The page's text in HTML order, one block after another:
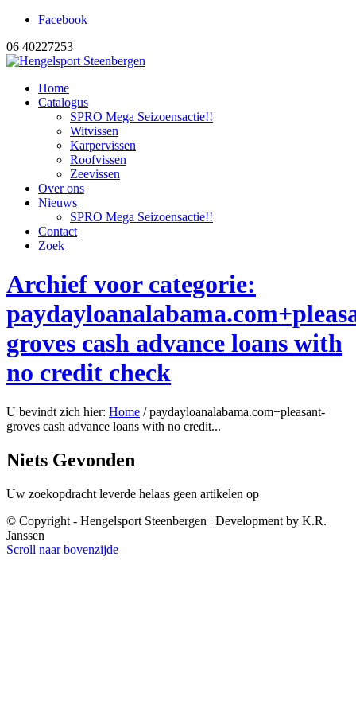
Facebook
06 40227253
Home
Catalogus
SPRO Mega Seizoensactie!!
Witvissen
Karpervissen
Roofvissen
Zeevissen
Over ons
Nieuws
SPRO Mega Seizoensactie!!
Contact
Zoek
Archief voor categorie:
groves cash advance loans with
no credit check
U bevindt zich hier: Home / paydayloanalabama.com+pleasant-
groves cash advance loans with no credit...
Niets Gevonden
Uw zoekopdracht leverde helaas geen artikelen op
© Copyright - Hengelsport Steenbergen | Development by K.R.
Janssen
Scroll naar bovenzijde